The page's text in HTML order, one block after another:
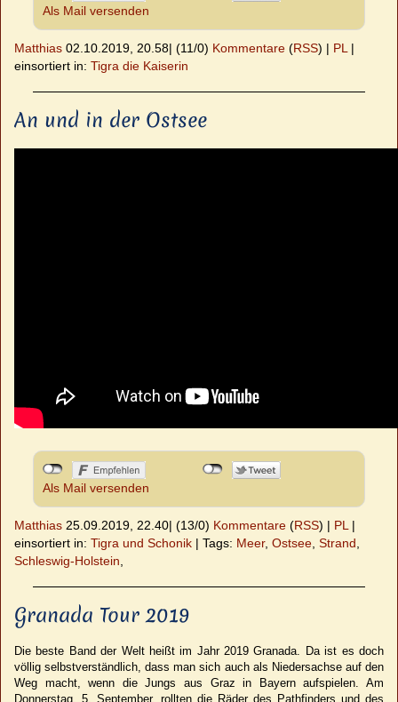
Als Mail versenden
Matthias 02.10.2019, 20.58| (11/0) Kommentare (RSS) | PL |
einsortiert in: Tigra die Kaiserin
An und in der Ostsee
Als Mail versenden
Matthias 25.09.2019, 22.40| (13/0) Kommentare (RSS) | PL |
einsortiert in: Tigra und Schonik | Tags: Meer, Ostsee Strand
Schleswig-Holstein
Granada Tour 2019
Die beste Band der Welt heißt im Jahr 2019 Granada. Da ist es doch
völlig selbstverständlich, dass man sich auch als Niedersachse auf den
Weg macht, wenn die Jungs aus Graz in Bayern aufspielen. Am
Donnerstag, 5. September, rollten die Räder des Pathfinders und des